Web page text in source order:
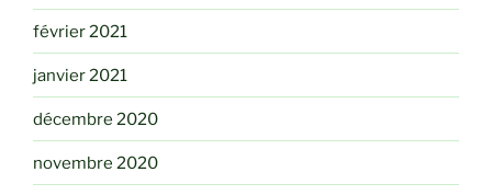
février 2021
janvier 2021
décembre 2020
novembre 2020